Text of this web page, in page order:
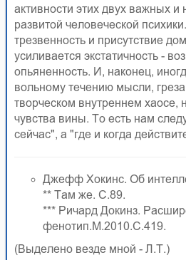
активности этих двух важных
развитой человеческой
трезвенность и присутствие
усиливается экстатичность -
опьяненность. И, наконец,
вольному течению мысли,
творческом внутреннем хаосе,
чувства вины. То есть нам
сейчас", а "где и когда
Джефф Хокинс. Об
** Там же. С.89.
*** Ричард Докинз.
фенотип.М.2010.С.419.
(Выделено везде мной - Л.Т.)